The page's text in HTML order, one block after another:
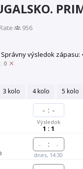
·
956
Správny výsledok zápasu:
0
3 kolo 4 kolo 5 kolo
- : -
Výsledok
1 : 1
:
dnes, 14:30